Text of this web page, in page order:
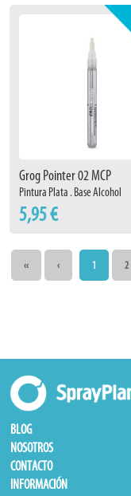
Grog Pointer 02 MCP
Pintura Plata . Base Alcohol
5,95 €
‹‹ ‹ 1 2
BLOG
NOSOTROS
CONTACTO
INFORMACIÓN